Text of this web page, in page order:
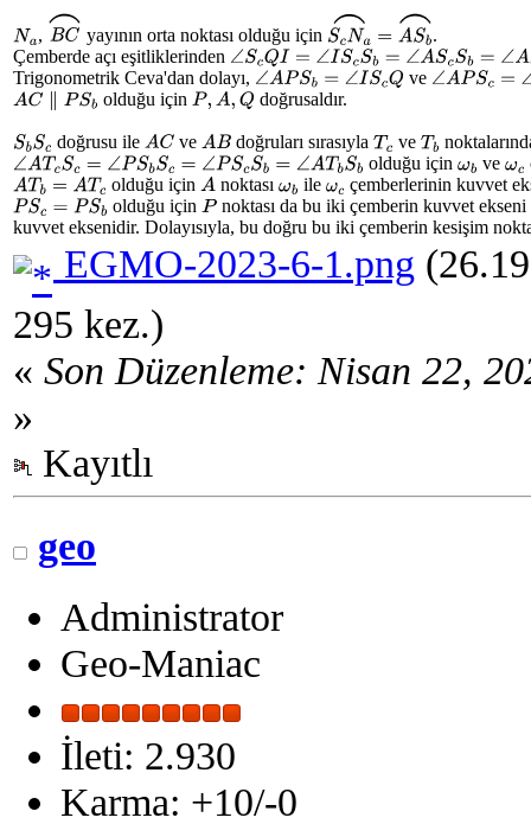
Na, BC⌢ yayının orta noktası olduğu için ScNa⌢= ASb⌢.
Çemberde açı eşitliklerinden ∠ScQI= ∠ IScSb=∠ A ScSb=∠A Sb P
Trigonometrik Ceva'dan dolayı, ∠APSb=∠ IScQ ve ∠APSc=∠ I
AC∥ Sb olduğu için P,A,Q doğrusaldır.
SbSc doğrusu ile AC ve AB doğruları sırasıylaTc ve Tb
∠ATcSc=∠ PSbSc=∠PScSb=∠A Tb Sb olduğu içinωb veωc
ATb =A Tc olduğu için A noktası ωb ile ωc çemberlerinin kuvvet
PSc= PSb olduğu için P noktası da bu iki çemberin kuvvet
kuvvet eksenidir. Dolayısıyla, bu doğru bu iki çemberin kesişim
EGMO-2023-6-1.png
295 kez.)
« Son Düzenleme: Nisan 22,
»
Kayıtlı
geo
Administrator
Geo-Maniac
İleti: 2.930
Karma: +10/-0